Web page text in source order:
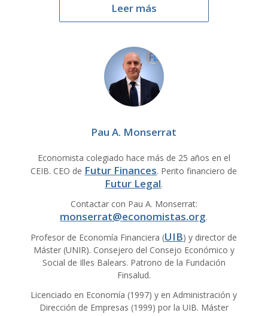
Leer más
Pau A. Monserrat
Economista colegiado hace más de 25 años en el
CEIB. CEO de Futur Finances. Perito financiero de
Futur Legal.
Contactar con Pau A. Monserrat:
monserrat@economistas.org.
Profesor de Economía Financiera (UIB) y director de
Máster (UNIR). Consejero del Consejo Económico y
Social de Illes Balears. Patrono de la Fundación
Finsalud.
Licenciado en Economía (1997) y en Administración y
Dirección de Empresas (1999) por la UIB. Máster